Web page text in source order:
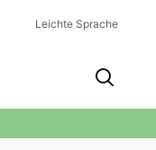
Leichte Sprache